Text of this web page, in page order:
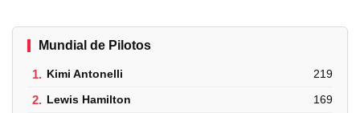
Mundial de Pilotos
1. Kimi Antonelli 219
2. Lewis Hamilton 169